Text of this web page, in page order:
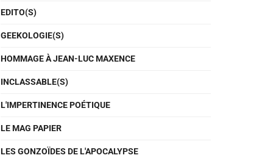
EDITO(S)
GEEKOLOGIE(S)
HOMMAGE À JEAN-LUC MAXENCE
INCLASSABLE(S)
L'IMPERTINENCE POÉTIQUE
LE MAG PAPIER
LES GONZOÏDES DE L'APOCALYPSE